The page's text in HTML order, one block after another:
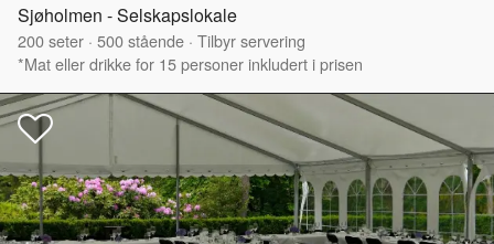
Sjøholmen - Selskapslokale
200seter · 500stående · Tilbyr servering
*Mat eller drikke for 15 personer inkludert i prisen